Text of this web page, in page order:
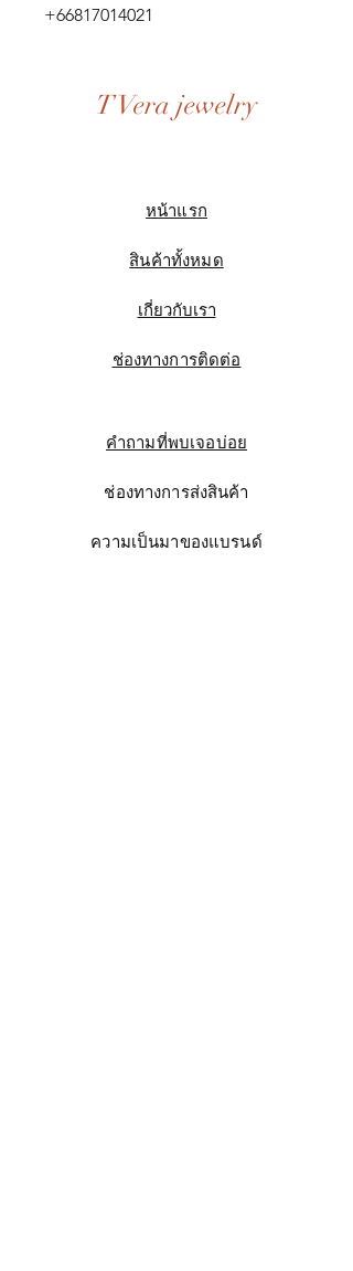
+66817014021
T Vera jewelry
หน้าแรก
สินค้าทั้งหมด
เกี่ยวกับเรา
ช่องทางการติดต่อ
คำถามที่พบเจอบ่อย
ช่องทางการส่งสินค้า
ความเป็นมาของแบรนด์